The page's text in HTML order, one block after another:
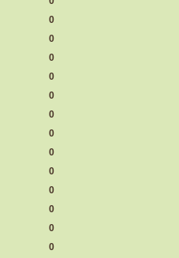
0
0
0
0
0
0
0
0
0
0
0
0
0